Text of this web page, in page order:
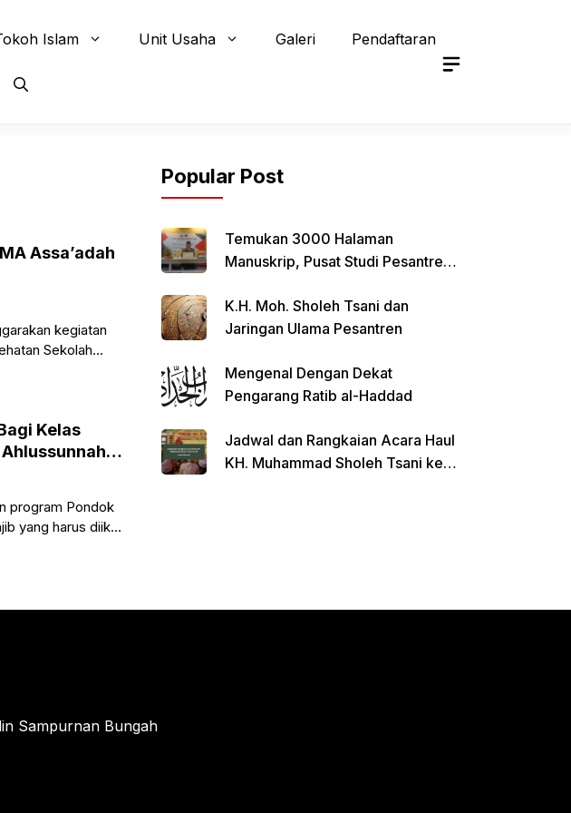
Islam Unit Usaha Galeri Pendaftaran
Assa’adah
kegiatan
Sekolah
Kelas
program Pondok
yang harus diikuti
Popular Post
Temukan 3000 Halaman
Manuskrip, Pusat Studi Pesantren
K.H. Moh. Sholeh Tsani dan
Jaringan Ulama Pesantren
Mengenal Dengan Dekat
Pengarang Ratib al-Haddad
Jadwal dan Rangkaian Acara Haul
KH. Muhammad Sholeh Tsani ke-
Sampurnan Bungah